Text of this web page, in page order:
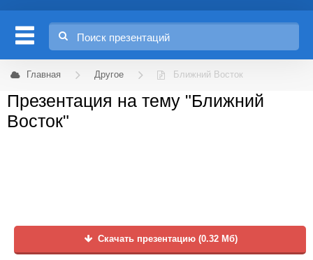
Главная Другое Ближний Восток
Презентация на тему "Ближний
Восток"
Скачать презентацию (0.32 Мб)